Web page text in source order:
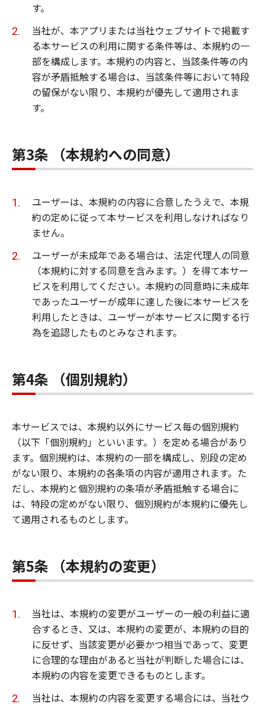
す。
当社が、本アプリまたは当社ウェブサイトで掲載す
る本サービスの利用に関する条件等は、本規約の一
部を構成します。本規約の内容と、当該条件等の内
容が矛盾抵触する場合は、当該条件等において特段
の留保がない限り、本規約が優先して適用されま
す。
第3条 （本規約への同意）
ユーザーは、本規約の内容に合意したうえで、本規
約の定めに従って本サービスを利用しなければなり
ません。
ユーザーが未成年である場合は、法定代理人の同意
（本規約に対する同意を含みます。）を得て本サー
ビスを利用してください。本規約の同意時に未成年
であったユーザーが成年に達した後に本サービスを
利用したときは、ユーザーが本サービスに関する行
為を追認したものとみなされます。
第4条 （個別規約）
本サービスでは、本規約以外にサービス毎の個別規約
（以下「個別規約」といいます。）を定める場合があり
ます。個別規約は、本規約の一部を構成し、別段の定め
がない限り、本規約の各条項の内容が適用されます。た
だし、本規約と個別規約の条項が矛盾抵触する場合に
は、特段の定めがない限り、個別規約が本規約に優先し
て適用されるものとします。
第5条 （本規約の変更）
当社は、本規約の変更がユーザーの一般の利益に適
合するとき、又は、本規約の変更が、本規約の目的
に反せず、当該変更が必要かつ相当であって、変更
に合理的な理由があると当社が判断した場合には、
本規約の内容を変更できるものとします。
当社は、本規約の内容を変更する場合には、当社ウ